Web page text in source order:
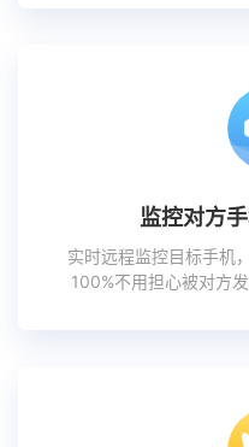
监控对方
实时远程监控目标手机
100%不用担心被对方